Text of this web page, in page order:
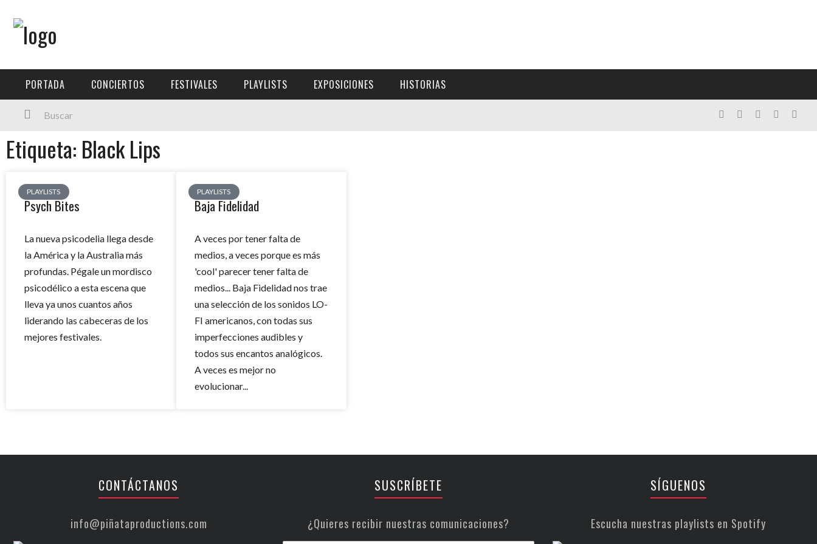
PORTADA
PLAYLISTS
HISTORIAS
PORTADA CONCIERTOS FESTIVALES PLAYLISTS EXPOSICIONES HISTORIAS
Etiqueta: Black Lips
PLAYLISTS
Psych Bites
La nueva psicodelia llega desde
la América y la Australia más
profundas. Pégale un mordisco
psicodélico a esta escena que
lleva ya unos cuantos años
liderando las cabeceras de los
mejores festivales.
PLAYLISTS
Baja Fidelidad
A veces por tener falta de
medios, a veces porque es más
'cool' parecer tener falta de
medios... Baja Fidelidad nos trae
una selección de los sonidos LO-
FI americanos, con todas sus
imperfecciones audibles y
todos sus encantos analógicos.
A veces es mejor no
evolucionar...
CONTÁCTANOS
info@piñataproductions.com
SUSCRÍBETE
¿Quieres recibir nuestras comunicaciones?
SÍGUENOS
Escucha nuestras playlists en Spotify